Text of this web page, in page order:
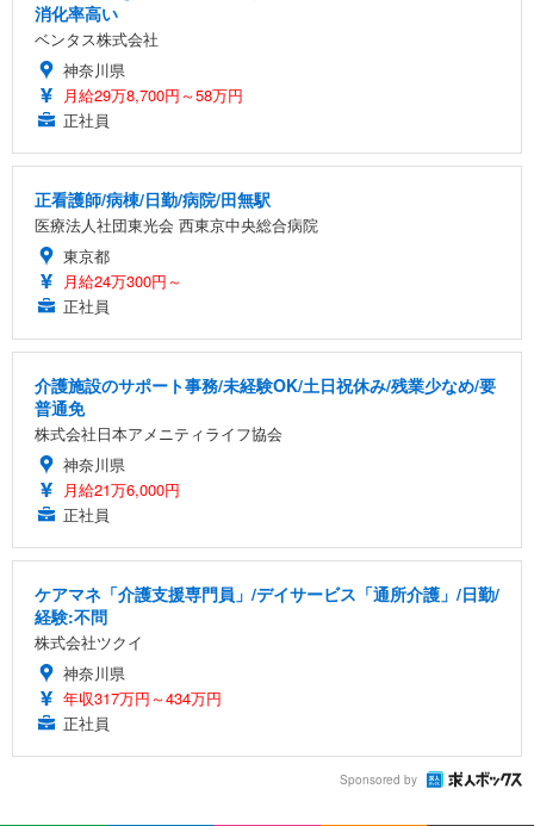
消化率高い
ベンタス株式会社
神奈川県
月給29万8,700円～58万円
正社員
正看護師/病棟/日勤/病院/田無駅
医療法人社団東光会 西東京中央総合病院
東京都
月給24万300円～
正社員
介護施設のサポート事務/未経験OK/土日祝休み/残業少なめ/要
普通免
株式会社日本アメニティライフ協会
神奈川県
月給21万6,000円
正社員
ケアマネ「介護支援専門員」/デイサービス「通所介護」/日勤/
経験:不問
株式会社ツクイ
神奈川県
年収317万円～434万円
正社員
Sponsored by